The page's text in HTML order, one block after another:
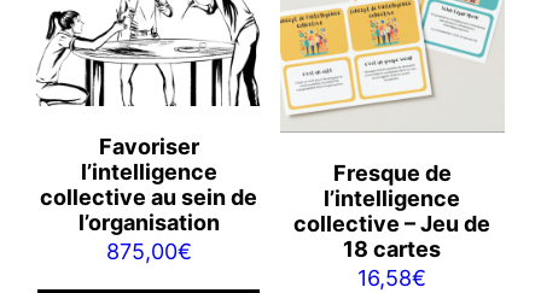
Favoriser
l’intelligence
collective au sein de
l’organisation
875,00€
Fresque de
l’intelligence
collective – Jeu de
18 cartes
16,58€